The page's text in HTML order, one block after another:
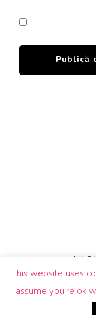
rezervate.
This website uses
assume you're ok